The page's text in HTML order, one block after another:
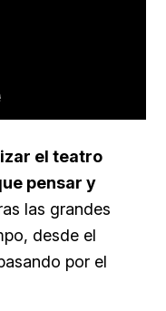
el teatro
pensar y
las grandes
desde el
por el